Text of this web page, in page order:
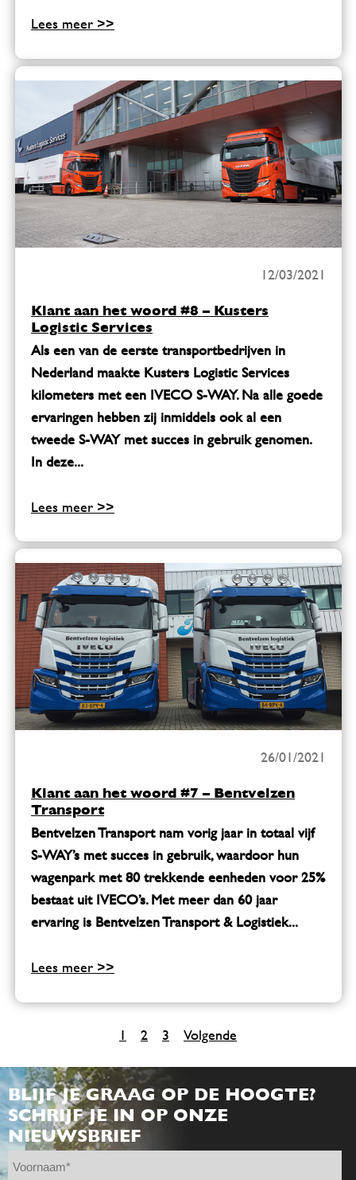
Lees meer >>
12/03/2021
Klant aan het woord #8 – Kusters
Logistic Services
Als een van de eerste transportbedrijven in
Nederland maakte Kusters Logistic Services
kilometers met een IVECO S-WAY. Na alle goede
ervaringen hebben zij inmiddels ook al een
tweede S-WAY met succes in gebruik genomen.
In deze...
Lees meer >>
26/01/2021
Klant aan het woord #7 – Bentvelzen
Transport
Bentvelzen Transport nam vorig jaar in totaal vijf
S-WAY’s met succes in gebruik, waardoor hun
wagenpark met 80 trekkende eenheden voor 25%
bestaat uit IVECO’s. Met meer dan 60 jaar
ervaring is Bentvelzen Transport & Logistiek...
Lees meer >>
1 2 3 Volgende
BLIJF JE GRAAG OP DE HOOGTE?
SCHRIJF JE IN OP ONZE
NIEUWSBRIEF